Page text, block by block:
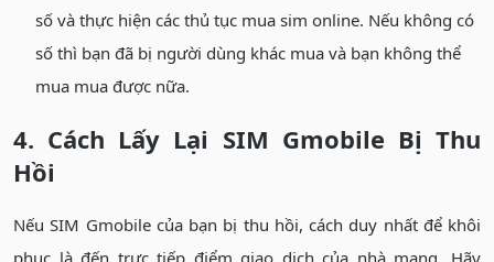
số và thực hiện các thủ tục mua sim online. Nếu không có
số thì bạn đã bị người dùng khác mua và bạn không thể
mua mua được nữa.
4. Cách Lấy Lại SIM Gmobile Bị Thu
Hồi
Nếu SIM Gmobile của bạn bị thu hồi, cách duy nhất để khôi